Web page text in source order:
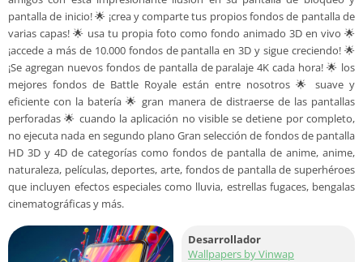
pantalla de inicio! 🌟 ¡crea y comparte tus propios fondos de pantalla de
varias capas! 🌟 usa tu propia foto como fondo animado 3D en vivo 🌟
¡accede a más de 10.000 fondos de pantalla en 3D y sigue creciendo! 🌟
¡Se agregan nuevos fondos de pantalla de paralaje 4K cada hora! 🌟 los
mejores fondos de Battle Royale están entre nosotros 🌟 suave y
eficiente con la batería 🌟 gran manera de distraerse de las pantallas
perforadas 🌟 cuando la aplicación no visible se detiene por completo,
no ejecuta nada en segundo plano Gran selección de fondos de pantalla
HD 3D y 4D de categorías como fondos de pantalla de anime, anime,
naturaleza, películas, deportes, arte, fondos de pantalla de superhéroes
que incluyen efectos especiales como lluvia, estrellas fugaces, bengalas
cinematográficas y más.
Desarrollador
Wallpapers by Vinwap